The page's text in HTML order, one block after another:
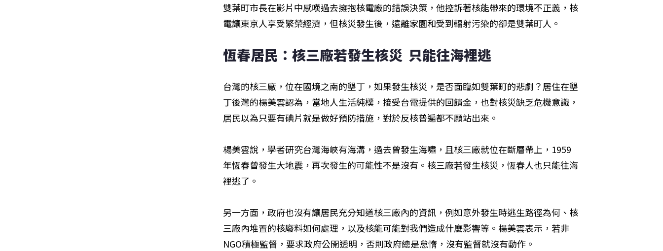
雙葉町市長在影片中感嘆過去擁抱核電廠的錯誤決策，他控訴著核能帶來的環境不正義，核
電讓東京人享受繁榮經濟，但核災發生後，遠離家園和受到輻射污染的卻是雙葉町人。
恆春居民：核三廠若發生核災  只能往海裡逃
台灣的核三廠，位在國境之南的墾丁，如果發生核災，是否面臨如雙葉町的悲劇？居住在墾
丁後灣的楊美雲認為，當地人生活純樸，接受台電提供的回饋金，也對核災缺乏危機意識，
居民以為只要有碘片就是做好預防措施，對於反核普遍都不願站出來。
楊美雲說，學者研究台灣海峽有海溝，過去曾發生海嘯，且核三廠就位在斷層帶上，1959
年恆春曾發生大地震，再次發生的可能性不是沒有。核三廠若發生核災，恆春人也只能往海
裡逃了。
另一方面，政府也沒有讓居民充分知道核三廠內的資訊，例如意外發生時逃生路徑為何、核
三廠內堆置的核廢料如何處理，以及核能可能對我們造成什麼影響等。楊美雲表示，若非
NGO積極監督，要求政府公開透明，否則政府總是怠惰，沒有監督就沒有動作。